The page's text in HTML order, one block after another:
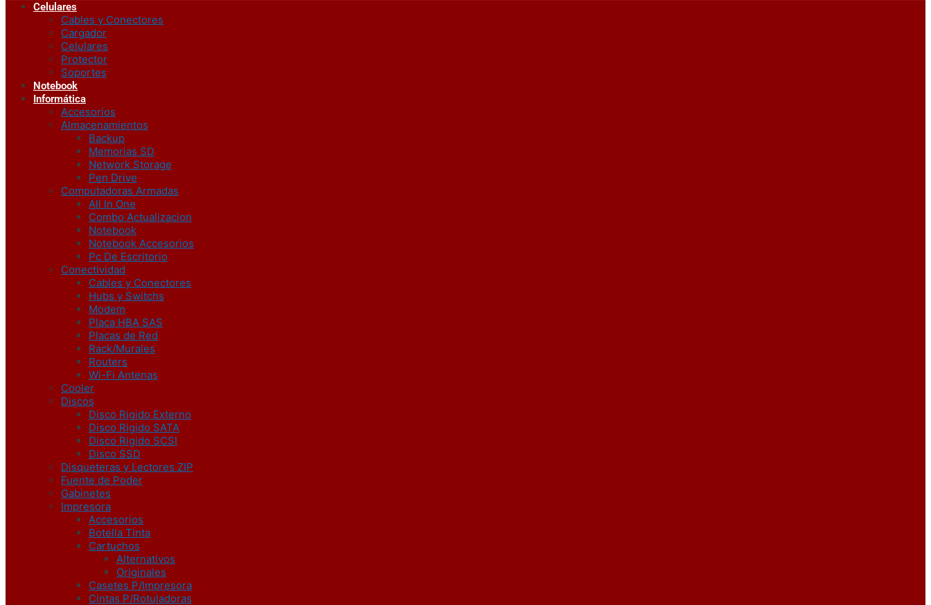
Celulares
Cables y Conectores
Cargador
Celulares
Protector
Soportes
Notebook
Informática
Accesorios
Almacenamientos
Backup
Memorias SD
Network Storage
Pen Drive
Computadoras Armadas
All In One
Combo Actualizacion
Notebook
Notebook Accesorios
Pc De Escritorio
Conectividad
Cables y Conectores
Hubs y Switchs
Modem
Placa HBA SAS
Placas de Red
Rack/Murales
Routers
Wi-Fi Antenas
Cooler
Discos
Disco Rigido Externo
Disco Rigido SATA
Disco Rigido SCSI
Disco SSD
Disqueteras y Lectores ZIP
Fuente de Poder
Gabinetes
Impresora
Accesorios
Botella Tinta
Cartuchos
Alternativos
Originales
Casetes P/Impresora
Cintas P/Rotuladoras